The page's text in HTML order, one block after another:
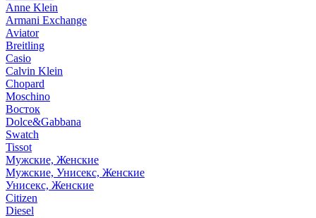
Anne Klein
Armani Exchange
Aviator
Breitling
Casio
Calvin Klein
Chopard
Moschino
Восток
Dolce&Gabbana
Swatch
Tissot
Мужские, Женские
Мужские, Унисекс, Женские
Унисекс, Женские
Citizen
Diesel